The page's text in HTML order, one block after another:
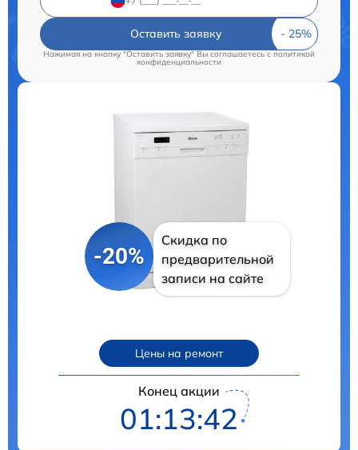
Оставить заявку
Нажимая на кнопку "Оставить заявку" Вы соглашаетесь cполитикой
конфиденциальности
-20%
Скидка по
предварительной
записи на сайте
Цены на ремонт
Конец акции
01:13:41